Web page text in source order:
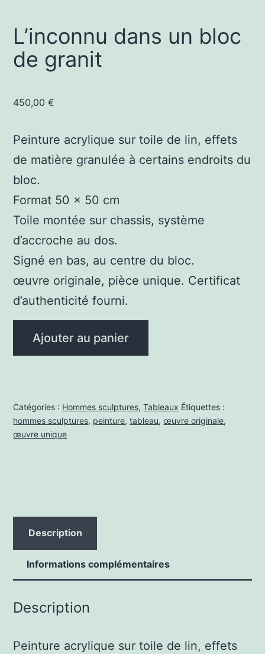
L’inconnu dans un bloc
de granit
450,00€
Peinture acrylique sur toile de lin, effets
de matière granulée à certains endroits du
bloc.
Format 50 x 50 cm
Toile montée sur chassis, système
d’accroche au dos.
Signé en bas, au centre du bloc.
œuvre originale, pièce unique. Certificat
d’authenticité fourni.
bloc
de
Ajouter au panier
Catégories : Hommes sculptures,Tableaux Étiquettes :
hommes sculptures, peinture,tableau,œuvre originale,
œuvre unique
Description
Informations complémentaires
Description
Peinture acrylique sur toile de lin, effets